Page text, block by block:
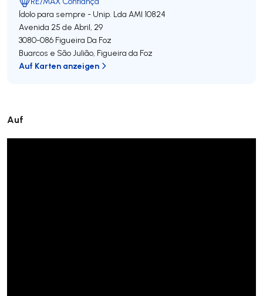
Auf
Ídolo para sempre - Unip. Lda AMI 10824
Avenida 25 de Abril, 29
3080-086 Figueira Da Foz
Buarcos e São Julião, Figueira da Foz
Auf Karten anzeigen